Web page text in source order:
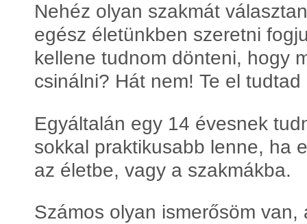
Nehéz olyan szakmát
egész életünkben szeretni
kellene tudnom dönteni, hogy
csinálni? Hát nem! Te el
Egyáltalán egy 14 évesnek
sokkal praktikusabb lenne, ha
az életbe, vagy a szakmákba.
Számos olyan ismerősöm